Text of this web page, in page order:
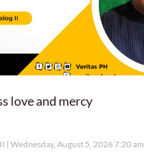
love and mercy
Wednesday, August 5, 2026 7:20 am